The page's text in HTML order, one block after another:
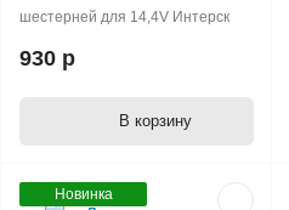
шестерней для 14,4V Интерск
930 р
В корзину
Новинка